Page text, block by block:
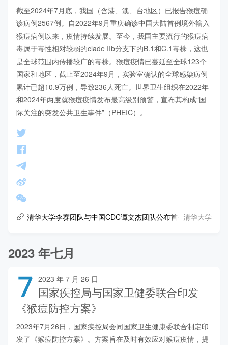
截至2024年7月底，我国（含港、澳、台地区）已报告猴痘确
诊病例2567例。自2022年9月重庆确诊中国大陆首例境外输入
猴痘病例以来，疫情持续发展。至今，我国主要流行的猴痘病
毒属于毒性相对较弱的clade IIb分支下的B.1和C.1毒株，这也
是全球范围内传播较广的毒株。猴痘疫情已蔓延至全球123个
国家和地区，截止至2024年9月，实验室确认的全球感染病例
累计已超10.9万例，导致236人死亡。世界卫生组织在2022年
和2024年两度就猴痘疫情发布最高级别预警，宣布其构成“国
际关注的突发公共卫生事件”（PHEIC）。
清华大学李赛团队与中国CDC谭文杰团队公布首个猴痘病毒的
清华大学
2023 年七月
7 2023 年 7 月 26 日
国家疾控局与国家卫健委联合印发
《猴痘防控方案》
2023年7月26日，国家疾控局会同国家卫生健康委联合制定印
发了《猴痘防控方案》。方案旨在及时有效应对猴痘疫情，提